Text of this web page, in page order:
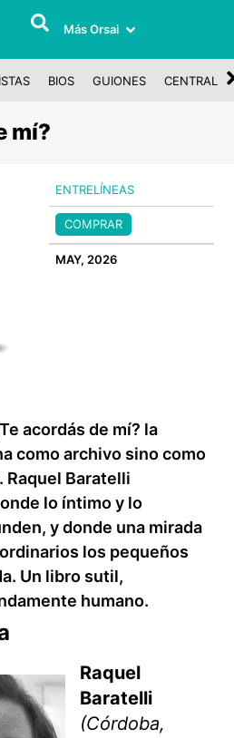
Más Orsai
BIOS GUIONES CENTRAL
mí?
ENTRELÍNEAS
COMPRAR
MAY, 2026
acordás de mí? la
como archivo sino como
Baratelli
lo íntimo y lo
y donde una mirada
los pequeños
Un libro sutil,
humano.
Raquel
Baratelli
(Córdoba,